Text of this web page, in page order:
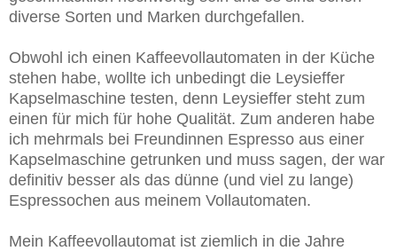
diverse Sorten und Marken durchgefallen.
Obwohl ich einen Kaffeevollautomaten in der Küche
stehen habe, wollte ich unbedingt die Leysieffer
Kapselmaschine testen, denn Leysieffer steht zum
einen für mich für hohe Qualität. Zum anderen habe
ich mehrmals bei Freundinnen Espresso aus einer
Kapselmaschine getrunken und muss sagen, der war
definitiv besser als das dünne (und viel zu lange)
Espressochen aus meinem Vollautomaten.
Mein Kaffeevollautomat ist ziemlich in die Jahre